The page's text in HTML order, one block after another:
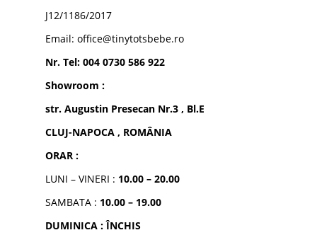
J12/1186/2017
Email: office@tinytotsbebe.ro
Nr. Tel: 004 0730 586 922
Showroom :
str. Augustin Presecan Nr.3 , Bl.E
CLUJ-NAPOCA , ROMÂNIA
ORAR :
LUNI – VINERI : 10.00 – 20.00
SAMBATA : 10.00 – 19.00
DUMINICA : ÎNCHIS